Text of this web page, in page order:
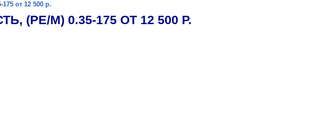
от 12 500 р.
(РЕ/М) 0.35-175 ОТ 12 500 Р.